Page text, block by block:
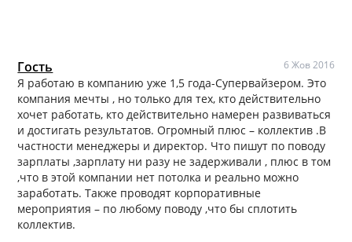
Гость 6 Жов 2016
Я работаю в компанию уже 1,5 года-Супервайзером. Это
компания мечты , но только для тех, кто действительно
хочет работать, кто действительно намерен развиваться
и достигать результатов. Огромный плюс – коллектив .В
частности менеджеры и директор. Что пишут по поводу
зарплаты ,зарплату ни разу не задерживали , плюс в том
,что в этой компании нет потолка и реально можно
заработать. Также проводят корпоративные
мероприятия – по любому поводу ,что бы сплотить
коллектив.